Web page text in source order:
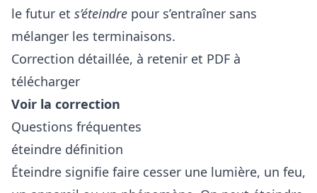
le futur et s’éteindre pour s’entraîner sans
mélanger les terminaisons.
Correction détaillée, à retenir et PDF à
télécharger
Voir la correction
Questions fréquentes
éteindre définition
Éteindre signifie faire cesser une lumière, un feu,